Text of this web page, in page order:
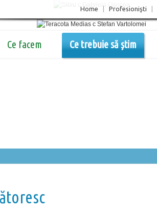
Home Profesionişti
Ce facem Ce trebuie să știm